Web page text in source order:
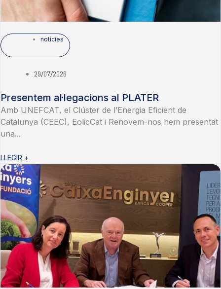
notícies
29/07/2026
Presentem al·legacions al PLATER
Amb UNEFCAT, el Clúster de l’Energia Eficient de
Catalunya (CEEC), EolicCat i Renovem-nos hem presentat
una...
LLEGIR +